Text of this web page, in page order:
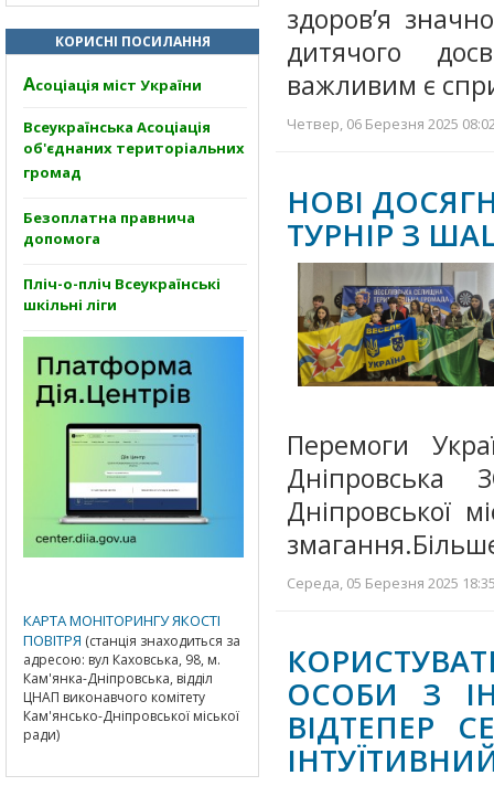
КОРИСНІ ПОСИЛАННЯ
Асоціація міст України
Всеукраїнська Асоціація
об'єднаних територіальних
громад
Безоплатна правнича
допомога
Пліч-о-пліч Всеукраїнські
шкільні ліги
КАРТА МОНІТОРИНГУ ЯКОСТІ
ПОВІТРЯ (станція знаходиться за
адресою: вул Каховська, 98, м.
Кам'янка-Дніпровська, відділ
ЦНАП виконавчого комітету
Кам'янсько-Дніпровської міської
ради)
здоров’я
дитячого
важливим є
Четвер, 06 Березня 2025
НОВІ
ТУРНІР З
Перемоги
Дніпровська
Дніпровської
Середа, 05 Березня 2025
ОСОБИ З
ВІДТЕПЕР